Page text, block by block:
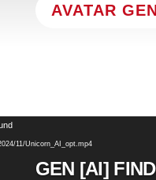
AVATAR
Video-
Player11/Unicorn_AI_opt.mp4
GEN [AI]